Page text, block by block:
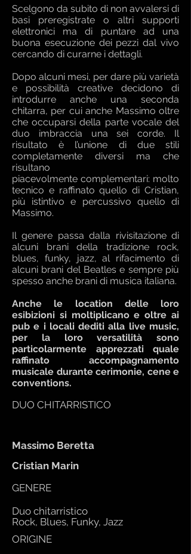
DUO CHITARRISTICO
Massimo Beretta
Cristian Marin
GENERE
Duo chitarristico
Rock, Blues, Funky, Jazz
ORIGINE
Scelgono da subito di non avvalersi di
basi preregistrate o altri supporti
elettronici ma di puntare ad una
buona esecuzione dei pezzi dal vivo
cercando di curarne i dettagli.
Dopo alcuni mesi, per dare più varietà
e possibilità creative decidono di
introdurre anche una seconda
chitarra, per cui anche Massimo oltre
che occuparsi della parte vocale del
duo imbraccia una sei corde. Il
risultato è l’unione di due stili
completamente diversi ma che
risultano
piacevolmente complementari: molto
tecnico e raffinato quello di Cristian,
più istintivo e percussivo quello di
Massimo.
Il genere passa dalla rivisitazione di
alcuni brani della tradizione rock,
blues, funky, jazz, al rifacimento di
alcuni brani del Beatles e sempre più
spesso anche brani di musica italiana.
Anche le location delle loro
esibizioni si moltiplicano e oltre ai
pub e i locali dediti alla live music,
per la loro versatilità sono
particolarmente apprezzati quale
raffinato accompagnamento
musicale durante cerimonie, cene e
conventions.